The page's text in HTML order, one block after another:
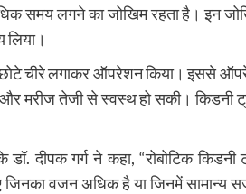
समय लगने का जोखिम रहता है। इन
लिया।
छोटे चीरे लगाकर ऑपरेशन किया। इससे
मरीज तेजी से स्वस्थ हो सकी। किडनी
दीपक गर्ग ने कहा, “रोबोटिक किडनी
वजन अधिक है या जिनमें सामान्य